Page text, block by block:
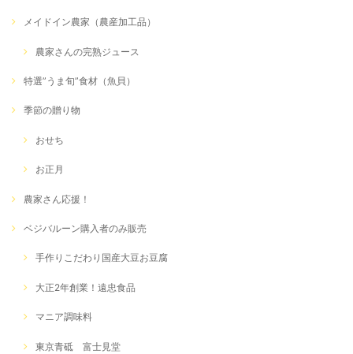
メイドイン農家（農産加工品）
農家さんの完熟ジュース
特選”うま旬”食材（魚貝）
季節の贈り物
おせち
お正月
農家さん応援！
ベジバルーン購入者のみ販売
手作りこだわり国産大豆お豆腐
大正2年創業！遠忠食品
マニア調味料
東京青砥 富士見堂